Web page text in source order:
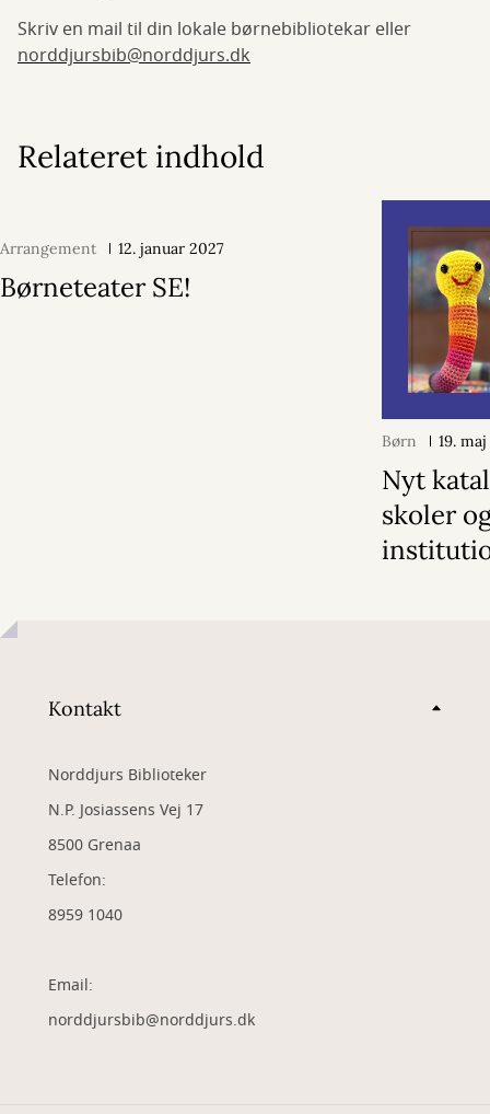
Skriv en mail til din lokale børnebibliotekar eller
norddjursbib@norddjurs.dk
Relateret indhold
Arrangement 12. januar 2027
Børneteater SE!
Børn 19.
Nyt
skoler
Kontakt
Norddjurs Biblioteker
N.P. Josiassens Vej 17
8500 Grenaa
Telefon:
8959 1040
Email:
norddjursbib@norddjurs.dk